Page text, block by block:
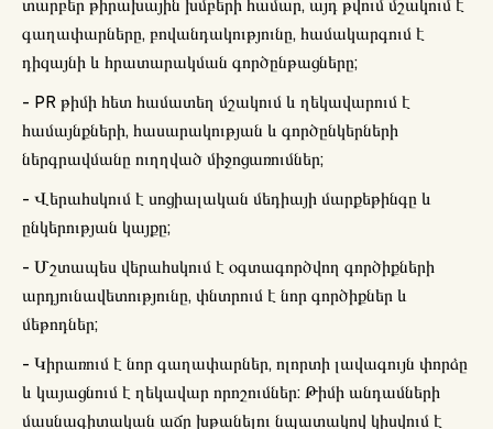
տարբեր թիրախային խմբերի համար, այդ թվում` մշակում է
գաղափարները, բովանդակությունը, համակարգում է
դիզայնի և հրատարակման գործընթացները;
- PR թիմի հետ համատեղ մշակում և ղեկավարում է
համայնքների, հասարակության և գործընկերների
ներգրավմանը ուղղված միջոցառումներ;
- Վերահսկում է սոցիալական մեդիայի մարքեթինգը և
ընկերության կայքը;
- Մշտապես վերահսկում է օգտագործվող գործիքների
արդյունավետությունը, փնտրում է նոր գործիքներ և
մեթոդներ;
- Կիրառում է նոր գաղափարներ, ոլորտի լավագույն փորձը
և կայացնում է ղեկավար որոշումներ: Թիմի անդամների
մասնագիտական աճը խթանելու նպատակով կիսվում է